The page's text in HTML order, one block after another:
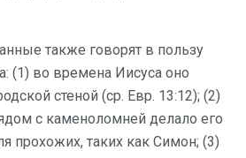
также говорят в пользу
(1) во времена Иисуса оно
стеной (ср. Евр. 13:12); (2)
с каменоломней делало его
прохожих, таких как Симон; (3)